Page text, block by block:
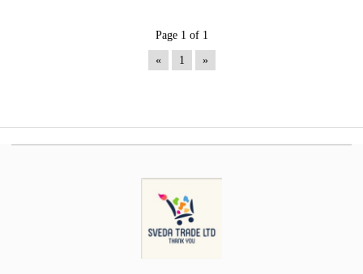
Page 1 of 1
« 1 »